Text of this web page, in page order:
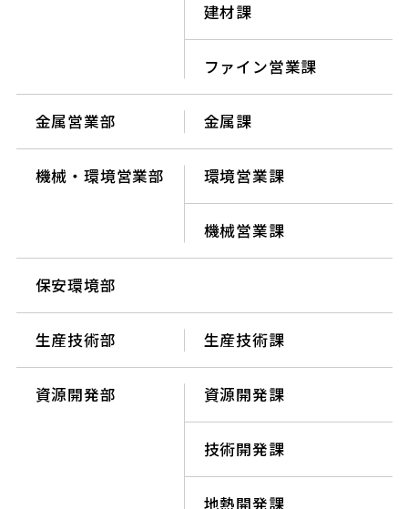
建材課
ファイン営業課
金属営業部 金属課
機械・環境営業部 環境営業課
機械営業課
保安環境部
生産技術部 生産技術課
資源開発部 資源開発課
技術開発課
地熱開発課